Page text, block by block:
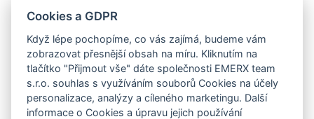
199 Kč Do košíku
TESLA VM-2101, VM-2102, VM-2103, VM-2202, VM-2204
náhradní gramofonová přenoska AT 3600L…
Cookies a GDPR
Když lépe pochopíme, co vás zajímá, budeme vám
zobrazovat přesnější obsah na míru. Kliknutím na
tlačítko "Přijmout vše" dáte společnosti EMERX team
s.r.o. souhlas s využíváním souborů Cookies na účely
personalizace, analýzy a cíleného marketingu. Další
informace o Cookies a úpravu jejich používání